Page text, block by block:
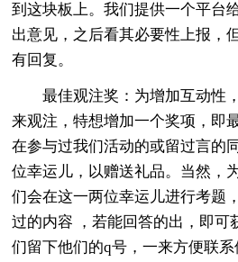
到这块板上。我们提供一个平台
出意见，之后看其必要性上报，
有回复。
最佳观注奖：为增加互动性
来观注，特想增加一个奖项，即
在参与过我们活动的或留过言的
位幸运儿，以赠送礼品。当然，
们会在这一两位幸运儿进行考题
过的内容 ，若能回答的出，即可
们留下他们的q号，一来方便联